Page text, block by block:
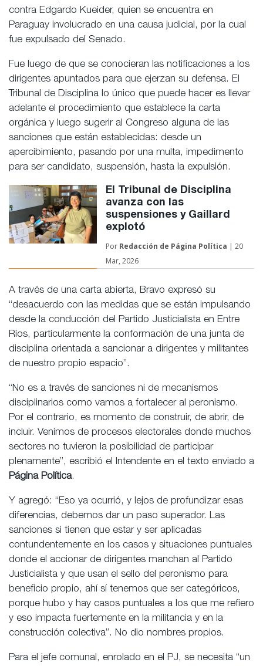
contra Edgardo Kueider, quien se encuentra en
Paraguay involucrado en una causa judicial, por la cual
fue expulsado del Senado.
Fue luego de que se conocieran las notificaciones a los
dirigentes apuntados para que ejerzan su defensa. El
Tribunal de Disciplina lo único que puede hacer es llevar
adelante el procedimiento que establece la carta
orgánica y luego sugerir al Congreso alguna de las
sanciones que están establecidas: desde un
apercibimiento, pasando por una multa, impedimento
para ser candidato, suspensión, hasta la expulsión.
El Tribunal de Disciplina
avanza con las
suspensiones y Gaillard
explotó
Por Redacción de Página Política | 20
Mar, 2026
A través de una carta abierta, Bravo expresó su
“desacuerdo con las medidas que se están impulsando
desde la conducción del Partido Justicialista en Entre
Ríos, particularmente la conformación de una junta de
disciplina orientada a sancionar a dirigentes y militantes
de nuestro propio espacio”.
“No es a través de sanciones ni de mecanismos
disciplinarios como vamos a fortalecer al peronismo.
Por el contrario, es momento de construir, de abrir, de
incluir. Venimos de procesos electorales donde muchos
sectores no tuvieron la posibilidad de participar
plenamente”, escribió el Intendente en el texto enviado a
Página Política.
Y agregó: “Eso ya ocurrió, y lejos de profundizar esas
diferencias, debemos dar un paso superador. Las
sanciones si tienen que estar y ser aplicadas
contundentemente en los casos y situaciones puntuales
donde el accionar de dirigentes manchan al Partido
Justicialista y que usan el sello del peronismo para
beneficio propio, ahí sí tenemos que ser categóricos,
porque hubo y hay casos puntuales a los que me refiero
y eso impacta fuertemente en la militancia y en la
construcción colectiva”. No dio nombres propios.
Para el jefe comunal, enrolado en el PJ, se necesita “un